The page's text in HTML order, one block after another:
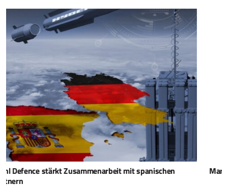
Marinetanker auf Kiel gelegt